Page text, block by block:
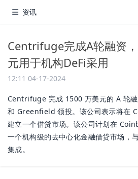
资讯
Centrifuge完成A轮融资
元用于机构DeFi采用
12:11 04-17-2024
Centrifuge 完成 1500 万美元的 A 轮
和 Greenfield 领投。该公司表示将在
建立一个借贷市场。该公司计划在
一个机构级的去中心化金融借贷市场
集成。